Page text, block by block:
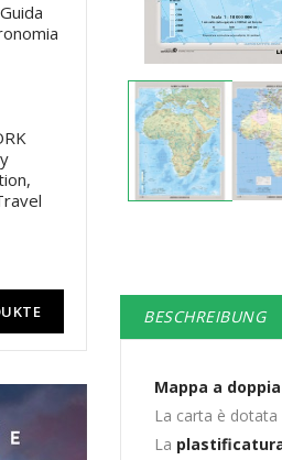
BESCHREIBUNG
Mappa a
La carta è
La